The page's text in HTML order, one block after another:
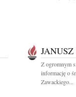
Z ogromnym
informację o
Zawackiego...